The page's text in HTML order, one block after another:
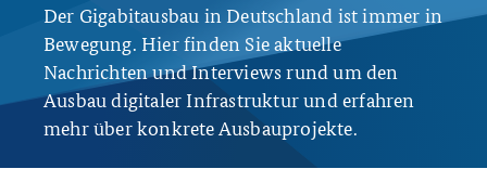
Der Gigabitausbau in Deutschland ist immer in
Bewegung. Hier finden Sie aktuelle
Nachrichten und Interviews rund um den
Ausbau digitaler Infrastruktur und erfahren
mehr über konkrete Ausbauprojekte.